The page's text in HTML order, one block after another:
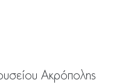
Ακρόπολης